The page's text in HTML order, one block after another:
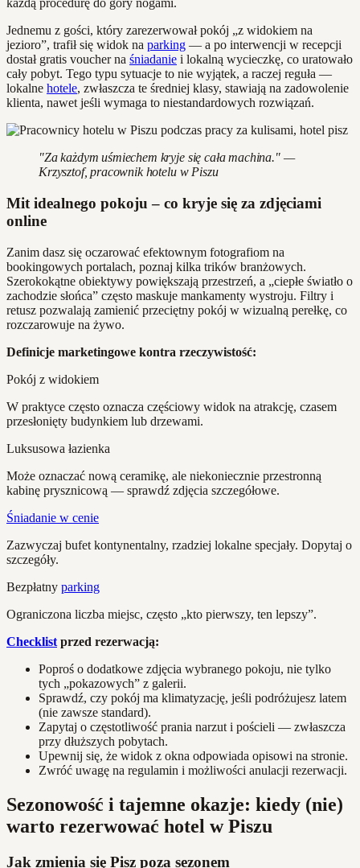
każdą procedurę do góry nogami.
Jednemu z gości, który zarezerwował pokój „z widokiem na
jezioro”, trafił się widok na parking — a po interwencji w recepcji
dostał gratis voucher na śniadanie i lokalną wycieczkę, co uratowało
cały pobyt. Tego typu sytuacje to nie wyjątek, a raczej reguła —
lokalne hotele, zwłaszcza te średniej klasy, stawiają na zadowolenie
klienta, nawet jeśli wymaga to niestandardowych rozwiązań.
"Za każdym uśmiechem kryje się cała machina." —
Krzysztof, pracownik hotelu w Piszu
Mit idealnego pokoju – co kryje się za zdjęciami
online
Zanim dasz się oczarować efektownym fotografiom na
bookingowych portalach, poznaj kilka trików branżowych.
Szerokokątne obiektywy powiększają przestrzeń, a „ciepłe światło o
zachodzie słońca” często maskuje mankamenty wystroju. Filtry i
retusz pozwalają zamienić przeciętny pokój w wizualną perełkę, co
rozczarowuje na żywo.
Definicje marketingowe kontra rzeczywistość:
Pokój z widokiem
W praktyce często oznacza częściowy widok na atrakcję, czasem
przesłonięty budynkiem lub drzewami.
Luksusowa łazienka
Może oznaczać nową ceramikę, ale niekoniecznie przestronną
kabinę prysznicową — sprawdź zdjęcia szczegółowe.
Śniadanie w cenie
Zazwyczaj bufet kontynentalny, rzadziej lokalne specjały. Dopytaj o
szczegóły.
Bezpłatny parking
Ograniczona liczba miejsc, często „kto pierwszy, ten lepszy”.
Checklist przed rezerwacją:
Poproś o dodatkowe zdjęcia wybranego pokoju, nie tylko
tych „pokazowych” z galerii.
Sprawdź, czy pokój ma klimatyzację, jeśli podróżujesz latem
(nie zawsze standard).
Zapytaj o częstotliwość prania narzut i pościeli — zwłaszcza
przy dłuższych pobytach.
Upewnij się, że widok z okna odpowiada opisowi na stronie.
Zwróć uwagę na regulamin i możliwości anulacji rezerwacji.
Sezonowość i tajemne okazje: kiedy (nie)
warto rezerwować hotel w Piszu
Jak zmienia się Pisz poza sezonem